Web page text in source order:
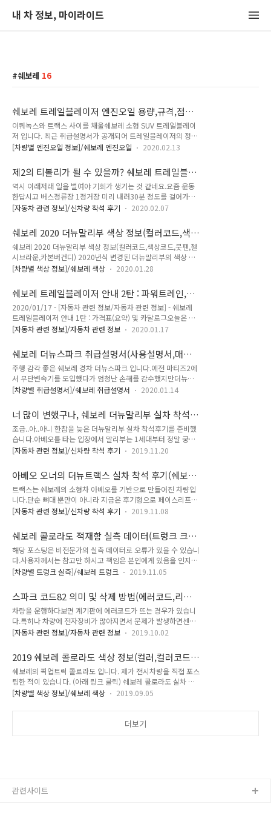
내 차 정보, 마이라이드
쉐보레 16
쉐보레 트레일블레이저 엔진오일 용량,규격,점도,
교환주기(1.2가솔린터보,1.35가솔린터보)
이쿼녹스와 트랙스 사이를 채울쉐보레 소형 SUV 트레일블레이
저 입니다. 최근 취급설명서가 공개되어 트레일블레이저의 정보
를 하나씩 정리해나가고 있습니다. 모든 정보의 출처는 쉐보레
오일 교환 주기 : 12,000km / 1년 중 먼저 도래 시 또는 엔진오
일 즉시교환 메시지 점등 시 (일반, 가혹조건 동일) 1.2 가솔린
터보 (FWD, 앞바퀴굴림)엔진오일 용량 : 4.5 L엔진오일 규격 :
dexos1 GEN2엔진오일 점도 : 5W30 1.35 가솔린 터보 (FWD,
앞바퀴굴림)엔진오일 용량 : 4.5 L엔진오일 규격 : dexos1
륜)엔진오일 용량 : 4.5 L엔진..
[차량별 엔진오일 정보]/쉐보레 엔진오일 2020.02.13
제2의 티볼리가 될 수 있을까? 쉐보레 트레일블
레이저 실차 착석 후기(1.35 E-터보,프리미어)
역시 이래저래 일을 벌여야 기회가 생기는 것 같네요.요즘 운동
한답시고 버스정류장 1정거장 미리 내려30분 정도를 걸어가는
데요. 버스정류장에 내리면 길 바로 건너편에 쉐보레 전시장이
기를 작성 중인데무심코 전시장을 바라보니 차량들 배열이 달라
져있고 저 멀리 빨간색상의 날렵한 인상이 보입니다. 설마설마하
며 점점 다가가보니 어제만 해도 없던쉐보레 트레일블레이저가
전시되어 있습니다.바로 들어가 허락을 구하고 따끈따끈하게 사
진을 찍어왔네요. 이 자리를 빌어 허락해주신 그리고 촬영 마치
계자분께 감사의 말씀을 전합니다. 오늘 만난 트레일블레이저 전
시차량은 이전 포스팅에서 제가 추천(LT 또는 프..
[자동차 관련 정보]/신차량 착석 후기 2020.02.07
쉐보레 2020 더뉴말리부 색상 정보(컬러코드,색
상코드,붓펜,첼시브라운,카본버건디)
쉐보레 2020 더뉴말리부 색상 정보(컬러코드,색상코드,붓펜,첼
시브라운,카본버건디) 2020년식 변경된 더뉴말리부의 색상 정
보입니다.대부분의 컬러는 동일하나 2020년식이 되면서첼시 브
건데 아래와 같이 모든 색상을한 컷으로 볼 수 있도록 GIF파일
추가해봤는데 어떤지요.스크롤을 내리시면 색상명과 컬러코드
가 준비되어 있습니다. * 출처 : 쉐보레(GM대우) 쉐보레 더뉴말
리부(2020) 색상 정보(컬러, 컬러코드,색상코드)스노우 화이트
펄, GP5스위치 블레이드 실버, GAN첼시 브라운, GNM카본 버
블랙, GB0 * 상기 컬러명 및 컬러코드 순과 하기 차량별 색상 순
동일합니다.*..
[차량별 색상 정보]/쉐보레 색상 2020.01.28
쉐보레 트레일블레이저 안내 2탄 : 파워트레인,제
원,연비(1.2가솔린터보,1.35가솔린터보)
2020/01/17 - [자동차 관련 정보/자동차 관련 정보] - 쉐보레
트레일블레이저 안내 1탄 : 가격표(요약) 및 카달로그오늘은 어
제에 이어 쉐보레 트레일블레이저를 알아보겠습니다.여러가지
보겠습니다. * 출처 : 쉐보레 쉐보레 트레일블레이저 제원 전장
(mm) : 4,410 ~ 4,425전폭(mm) : 1,810전고(mm) : 1,635
~ 1,660축거(mm) : 2,640윤거(mm) : (앞) 1,553 (뒤) 1,570
배기량(cc) : (1.2가솔린 터보) 139/5,000 (1.35가솔린 터보)
156/5,600변속기 : (FWD) VT40 CVT 무단변속기 (AWD) 9단
[자동차 관련 정보]/자동차 관련 정보 2020.01.17
쉐보레 더뉴스파크 취급설명서(사용설명서,매뉴
얼,PDF)
주행 감각 좋은 쉐보레 경차 더뉴스파크 입니다.예전 마티즈2에
서 무단변속기를 도입했다가 엄청난 손해를 감수했지만더뉴스
파크에서는 아마 기술의 발전에 힘입어 성공적인 도입을 한 걸로
도입했던 제조사(당시 대우)의도전정신은 높이 살만하네요. 저
배기량 또는 경차량은 부족한 엔진 힘을 만회하기 위해변속기 기
어비를 상당히 높게 가져갑니다.보통 시속 100km 때
3,000~3,200rpm입니다. 따라서 노면소음, 풍절음과 동시에엔
진소음이 상당히 많이 유입되는데무단변속기를 채용한 더뉴스
움이 된다고 하네요. 상당히 완성도 높은 더뉴스파크의 취급설명
서 준비했습니다.모든 파일의 출처는 쉐보레 공식홈페이지입..
[차량별 취급설명서]/쉐보레 취급설명서 2020.01.14
너 많이 변했구나, 쉐보레 더뉴말리부 실차 착석
후기(1.35터보가솔린)
조금..아..아니 한참을 늦은 더뉴말리부 실차 착석후기를 준비했
습니다.아베오를 타는 입장에서 말리부는 1세대부터 정말 궁금
했던 차량이기도 했는데은근히 타볼 기회가 잘 없었습니다. 그래
라이트블루(코드 : GZ8)색상의 1.35 가솔린 터보 프리미어 등
급을 만나보게 되었습니다. 이제는 다소 익숙한 얼굴이지만, 올
뉴말리부에서 더뉴말리부로 변경되면서소소한 디자인의 변화와
함께 1.5 가솔린 터보엔진(4기통)이 1.35 가솔린 터보엔진(3기
통)으로변경된 것이 특징입니다. 마침내 만나게된 더뉴말리부의
니다. 1. 쉐보레 더뉴말리부 - 제원 전장(mm) : 4,935전폭
(mm) : 1,855전고(mm..
[자동차 관련 정보]/신차량 착석 후기 2019.11.20
아베오 오너의 더뉴트랙스 실차 착석 후기(쉐보
레,소형SUV,2020년식)
트랙스는 쉐보레의 소형차 아베오를 기반으로 만들어진 차량입
니다.단순 뼈대 뿐만이 아니라 지금은 후기형으로 페이스리프트
되면서 많이 변했지만초기형 트랙스에서는 인테리어에 사용된
는 다른차량이지만 상당히 익숙한 차량이기도 합니다. (아베오
2011년식 1.6리터 수동 해치백을 타고 있습니다.) 지금 가장 뜨
거운 시장인 소형 SUV는 참 다양한 선택지가 존재하지만처음 트
랙스가 시장에 나올 때, 'SUV라지만 작고 높은 가격'의 인식이
강해시장 개척자이기만 시장을 리드하지는 못한 것이 사실입니
있지만나름 전문 시승기에서나 차주들에게는 탄탄한 주행성능
으로 만족감을 준 것 또한 사실입니다.최초 출시 ..
[자동차 관련 정보]/신차량 착석 후기 2019.11.08
쉐보레 콜로라도 적재함 실측 데이터(트렁크 크
기,길이,사이즈)
해당 포스팅은 비전문가의 실측 데이터로 오류가 있을 수 있습니
다.사용자께서는 참고만 하시고 책임은 본인에게 있음을 인지해
야 합니다.오늘은 쉐보레의 픽업트럭, 콜로라도의 적재함 실측
었으니 이제 도로에서 슬슬 보일 것 같네요. 혹시 렉스턴스포츠
또는 렉스턴스포츠 칸의 적재함과 비교하고 싶으신 분들은아래
의 링크를 눌러 이전 포스팅과 비교해보시면 도움이 될 것 같네
요.2019/10/19 - [자동차 관련 정보/적재함(트렁크) 실측 데이
터] - 쌍용 2020 렉스턴스포츠 트렁크 실측 데이터(적재함 크기,
실측 데이터] - 쌍용 2020 렉스턴스포츠 칸 트렁크 실측 데이터
(적재함 크기,..
[차량별 트렁크 실측]/쉐보레 트렁크 2019.11.05
스파크 코드82 의미 및 삭제 방법(에러코드,리
셋,code82,엔진오일수명시스템)
차량을 운행하다보면 계기판에 에러코드가 뜨는 경우가 있습니
다.특히나 차량에 전자장비가 많아지면서 문제가 발생하면센서
에서 이상신호를 감지하고 분류해서 운전자에게 알려줍니다. 운
황별, 종류별로 다르게 표시할 필요가 있고이것을 보통 숫자로
구분하여 계기판에 표시하는 것 입니다. 그렇다면 오늘은 여러가
지 에러코드 중 'code82'가 의미하는 것과굳이 정비소를 가지
않고 쉽고 편하게 에러코드를 삭제하는 방법을알려드리도록 하
겠습니다. 오늘의 모든 포스팅은 늘 그러하듯 차량의 취급설명서
에러코드는 계기판 상에 주행거리가 표시되는 곳과 시계가 있..
[자동차 관련 정보]/자동차 관련 정보 2019.10.02
2019 쉐보레 콜로라도 색상 정보(컬러,컬러코드,
색상코드)
쉐보레의 픽업트럭 콜로라도 입니다. 제가 전시차량을 직접 포스
팅한 적이 있습니다. (아래 링크 클릭) 쉐보레 콜로라도 실차 착
석 후기 물론 관리적인 측면에서는 스위치 블레이드 실버같은 무
있어서 추천드립니다. [2019 쉐보레 콜로라도 색상 요약] * 출
[차량별 색상 정보]/쉐보레 색상 2019.09.05
더보기
관련사이트